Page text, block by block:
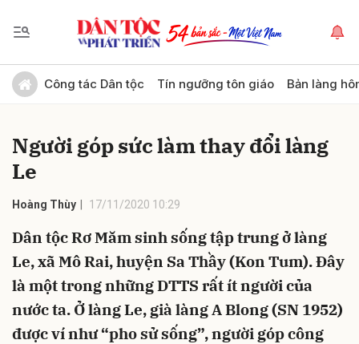
Công tác Dân tộc Tín ngưỡng tôn giáo Bản làng
Người góp sức làm thay đổi làng
Le
Hoàng Thùy 17/11/2020 10:29
Dân tộc Rơ Măm sinh sống tập trung ở làng
Le, xã Mô Rai, huyện Sa Thầy (Kon Tum). Đây
là một trong những DTTS rất ít người của
nước ta. Ở làng Le, già làng A Blong (SN 1952)
được ví như “pho sử sống”, người góp công
Gửi bình luận
Hủy Gửi